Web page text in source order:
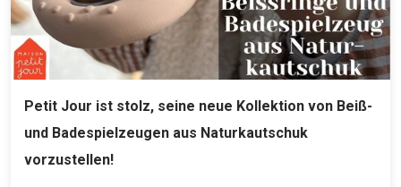
Petit Jour ist stolz, seine neue Kollektion von Beiß-
und Badespielzeugen aus Naturkautschuk
vorzustellen!